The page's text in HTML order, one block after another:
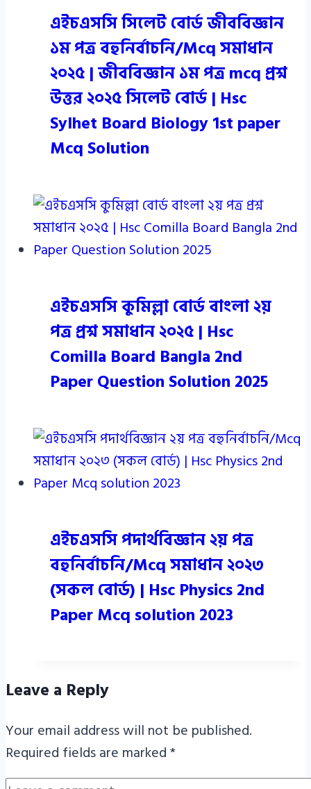
এইচএসসি সিলেট বোর্ড জীববিজ্ঞান
১ম পত্র বহুনির্বাচনি/Mcq সমাধান
২০২৫ | জীববিজ্ঞান ১ম পত্র mcq প্রশ্ন
উত্তর ২০২৫ সিলেট বোর্ড | Hsc
Sylhet Board Biology 1st paper
Mcq Solution
এইচএসসি কুমিল্লা বোর্ড বাংলা ২য়
পত্র প্রশ্ন সমাধান ২০২৫ | Hsc
Comilla Board Bangla 2nd
Paper Question Solution 2025
এইচএসসি পদার্থবিজ্ঞান ২য় পত্র
বহুনির্বাচনি/Mcq সমাধান ২০২৩
(সকল বোর্ড) | Hsc Physics 2nd
Paper Mcq solution 2023
Leave a Reply
Your email address will not be published.
Required fields are marked*